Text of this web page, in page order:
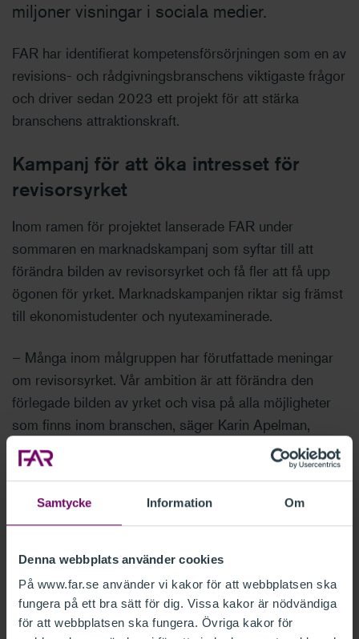
Samtycke Information Om
Denna webbplats använder cookies
På www.far.se använder vi kakor för att webbplatsen ska
fungera på ett bra sätt för dig. Vissa kakor är nödvändiga
för att webbplatsen ska fungera. Övriga kakor för
miljoner visningar i sociala medier.
FAR har identifierat kompetensförsörjningen som en av
revisions- och rådgivningsbranschens viktigaste frågor
och driver sedan 2023 ett projekt för att stärka
branschens attraktionskraft.
Kampanj för att öka intresset för
revisorsyrket
Inom ramen för projektet lanserade FAR under
sommaren en marknadskampanj som syftar till att
förändra bilden av revisorsyrket och få fler att få upp
ögonen för yrket. Marknadskampanjen riktar sig främst
till ekonomistudenter och nyutexaminerade.
– Många inom målgruppen har förutfattade meningar
om revisorsyrket. Vår ambition är att förändra den
förlegade bilden av yrket och visa på alla möjligheter
som finns inom branschen, säger Karin Apelman,
generalsekreterare och VD på FAR.
och deras personliga egenskaper, snarare än att
mer inkluderande och personlig koppling till
målgruppen.
Över två miljoner visningar i sociala